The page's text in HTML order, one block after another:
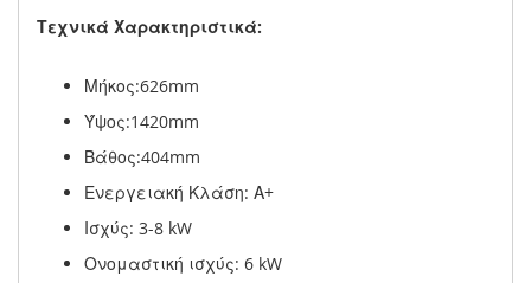
Τεχνικά Χαρακτηριστικά:
Μήκος:626mm
Ύψος:1420mm
Βάθος:404mm
Ενεργειακή Κλάση: Α+
Ισχύς: 3-8 kW
Ονομαστική ισχύς: 6 kW